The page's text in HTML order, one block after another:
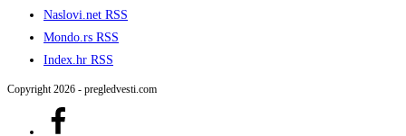
Naslovi.net RSS
Mondo.rs RSS
Index.hr RSS
Copyright 2026 - pregledvesti.com